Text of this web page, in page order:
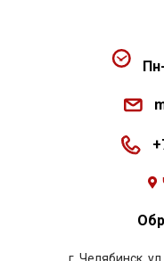
г. Челябинск,